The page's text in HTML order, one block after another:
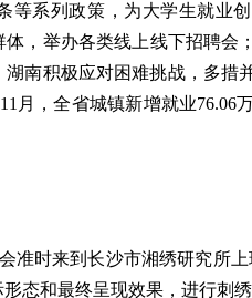
等系列政策，为大学生就业
，举办各类线上线下招聘会
南积极应对困难挑战，多措
月，全省城镇新增就业76.06
时来到长沙市湘绣研究所上
态和最终呈现效果，进行刺绣